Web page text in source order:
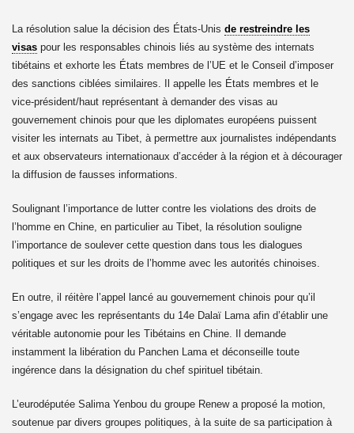
La résolution salue la décision des États-Unis de restreindre les
visas pour les responsables chinois liés au système des internats
tibétains et exhorte les États membres de l’UE et le Conseil d’imposer
des sanctions ciblées similaires. Il appelle les États membres et le
vice-président/haut représentant à demander des visas au
gouvernement chinois pour que les diplomates européens puissent
visiter les internats au Tibet, à permettre aux journalistes indépendants
et aux observateurs internationaux d’accéder à la région et à décourager
la diffusion de fausses informations.
Soulignant l’importance de lutter contre les violations des droits de
l’homme en Chine, en particulier au Tibet, la résolution souligne
l’importance de soulever cette question dans tous les dialogues
politiques et sur les droits de l’homme avec les autorités chinoises.
En outre, il réitère l’appel lancé au gouvernement chinois pour qu’il
s’engage avec les représentants du 14e Dalaï Lama afin d’établir une
véritable autonomie pour les Tibétains en Chine. Il demande
instamment la libération du Panchen Lama et déconseille toute
ingérence dans la désignation du chef spirituel tibétain.
L’eurodéputée Salima Yenbou du groupe Renew a proposé la motion,
soutenue par divers groupes politiques, à la suite de sa participation à
Tibétain.
2015